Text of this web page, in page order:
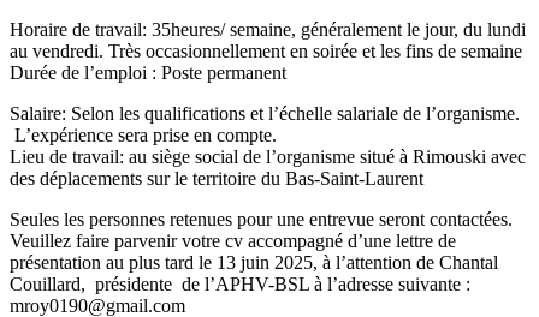
Horaire de travail: 35heures/ semaine, généralement le jour, du lundi
au vendredi. Très occasionnellement en soirée et les fins de semaine
Durée de l’emploi : Poste permanent
Salaire: Selon les qualifications et l’échelle salariale de l’organisme.
L’expérience sera prise en compte.
Lieu de travail: au siège social de l’organisme situé à Rimouski avec
des déplacements sur le territoire du Bas-Saint-Laurent
Seules les personnes retenues pour une entrevue seront contactées.
Veuillez faire parvenir votre cv accompagné d’une lettre de
présentation au plus tard le 13 juin 2025, à l’attention de Chantal
Couillard, présidente de l’APHV-BSL à l’adresse suivante :
mroy0190@gmail.com